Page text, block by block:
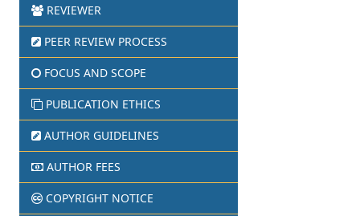
REVIEWER
PEER REVIEW PROCESS
FOCUS AND SCOPE
PUBLICATION ETHICS
AUTHOR GUIDELINES
AUTHOR FEES
COPYRIGHT NOTICE